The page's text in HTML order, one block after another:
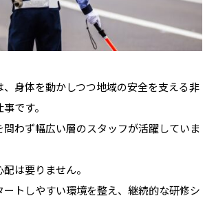
身体を動かしつつ地域の安全を支える非
です。
わず幅広い層のスタッフが活躍していま
は要りません。
ートしやすい環境を整え、継続的な研修シ